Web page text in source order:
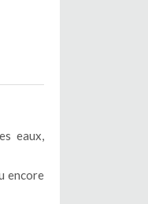
eaux,
encore